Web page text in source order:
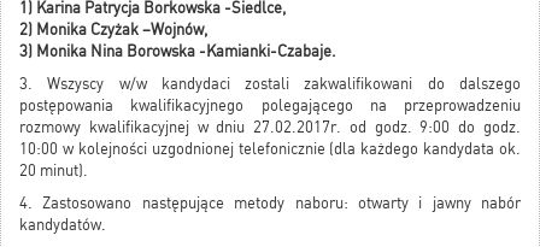
1) Karina Patrycja Borkowska -Siedlce,
2) Monika Czyżak –Wojnów,
3) Monika Nina Borowska -Kamianki-Czabaje.
3. Wszyscy w/w kandydaci zostali zakwalifikowani do dalszego
postępowania kwalifikacyjnego polegającego na przeprowadzeniu
rozmowy kwalifikacyjnej w dniu 27.02.2017r. od godz. 9:00 do godz.
10:00 w kolejności uzgodnionej telefonicznie (dla każdego kandydata ok.
20 minut).
4. Zastosowano następujące metody naboru: otwarty i jawny nabór
kandydatów.